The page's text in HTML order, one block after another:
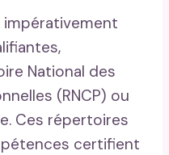
National des
(RNCP) ou
Ces répertoires
certifient